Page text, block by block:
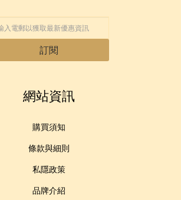
訂閱
網站資訊
購買須知
條款與細則
私隱政策
品牌介紹